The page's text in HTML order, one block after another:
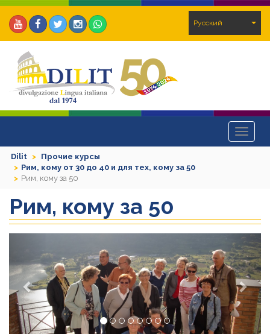
Pусский
Toggle
Dilit
Прочие курсы
Рим, кому от 30 до 40 и для тех, кому за 50
Рим, кому за 50
Рим, кому за 50
Next